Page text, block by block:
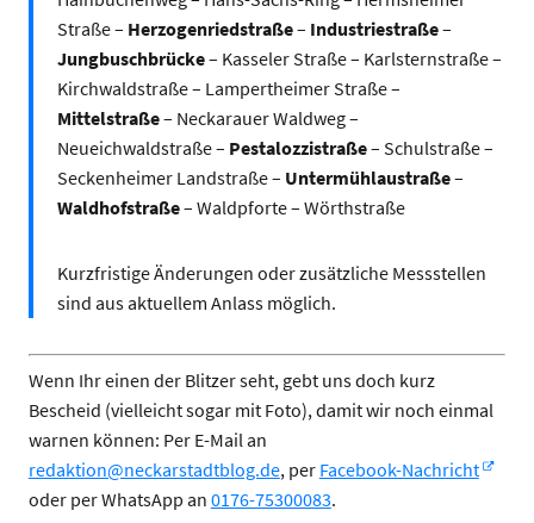
Straße – Herzogenriedstraße– Industriestraße–
Jungbuschbrücke– Kasseler Straße – Karlsternstraße –
Kirchwaldstraße – Lampertheimer Straße –
Mittelstraße– Neckarauer Waldweg –
Neueichwaldstraße – Pestalozzistraße– Schulstraße –
Seckenheimer Landstraße – Untermühlaustraße–
Waldhofstraße– Waldpforte – Wörthstraße
Kurzfristige Änderungen oder zusätzliche Messstellen
sind aus aktuellem Anlass möglich.
Wenn Ihr einen der Blitzer seht, gebt uns doch kurz
Bescheid (vielleicht sogar mit Foto), damit wir noch einmal
warnen können: Per E-Mail an
redaktion@neckarstadtblog.de, per Facebook-Nachricht
oder per WhatsApp an 0176-75300083.